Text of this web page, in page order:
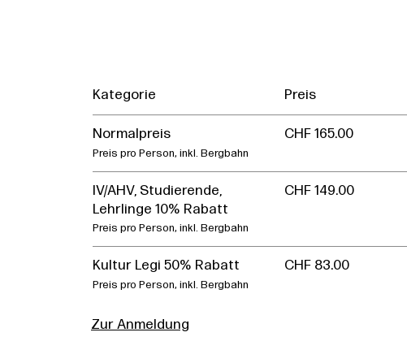
Kategorie Preis
Normalpreis
Preis pro Person, inkl. Bergbahn
CHF 165.00
IV/AHV, Studierende,
Lehrlinge 10% Rabatt
Preis pro Person, inkl. Bergbahn
CHF 149.00
Kultur Legi 50% Rabatt
Preis pro Person, inkl. Bergbahn
CHF 83.00
Zur Anmeldung